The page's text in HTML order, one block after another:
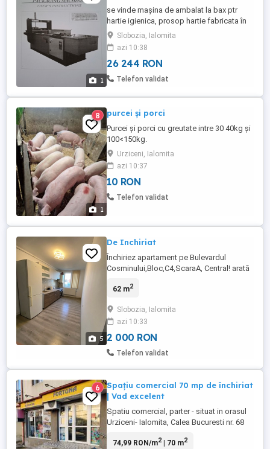
1
se vinde mașina de ambalat la bax ptr
hartie igienica, prosop hartie fabricata în
Grecia, folosită 2-3 luni.SEIMEKIS
Slobozia, Ialomita
azi 10:38
26 244 RON
Telefon validat
1
8 purcei și porci
Purcei și porci cu greutate intre 30 40kg și
100<150kg.
Urziceni, Ialomita
azi 10:37
10 RON
Telefon validat
5
De Inchiriat
Închiriez apartament pe Bulevardul
Cosminului,Bloc,C4,ScaraA, Central! arată
nou! preț2000lei+garanție etaj 4din4 nu
seriozitate
62 m2
Slobozia, Ialomita
azi 10:33
2 000 RON
Telefon validat
6
Spațiu comercial 70 mp de închiriat
| Vad excelent
Spatiu comercial, parter - situat in orasul
Urziceni- Ialomita, Calea Bucuresti nr. 68
suprafață totală utilă de 70 mp, situat într-
74,99 RON/m2| 70 m2